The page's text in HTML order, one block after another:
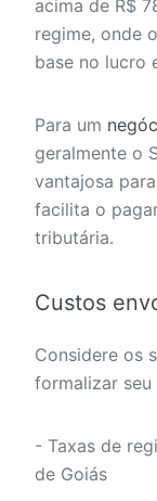
acima de R$
regime, onde
base no lucro
Para um
geralmente o
vantajosa
facilita o
tributária.
Custos
Considere os
formalizar seu
- Taxas de
de Goiás